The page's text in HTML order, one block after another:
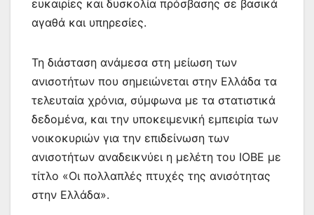
ευκαιρίες και δυσκολία πρόσβασης σε βασικά
αγαθά και υπηρεσίες.
Τη διάσταση ανάμεσα στη μείωση των
ανισοτήτων που σημειώνεται στην Ελλάδα τα
τελευταία χρόνια, σύμφωνα με τα στατιστικά
δεδομένα, και την υποκειμενική εμπειρία των
νοικοκυριών για την επιδείνωση των
ανισοτήτων αναδεικνύει η μελέτη του ΙΟΒΕ με
τίτλο «Οι πολλαπλές πτυχές της ανισότητας
στην Ελλάδα».